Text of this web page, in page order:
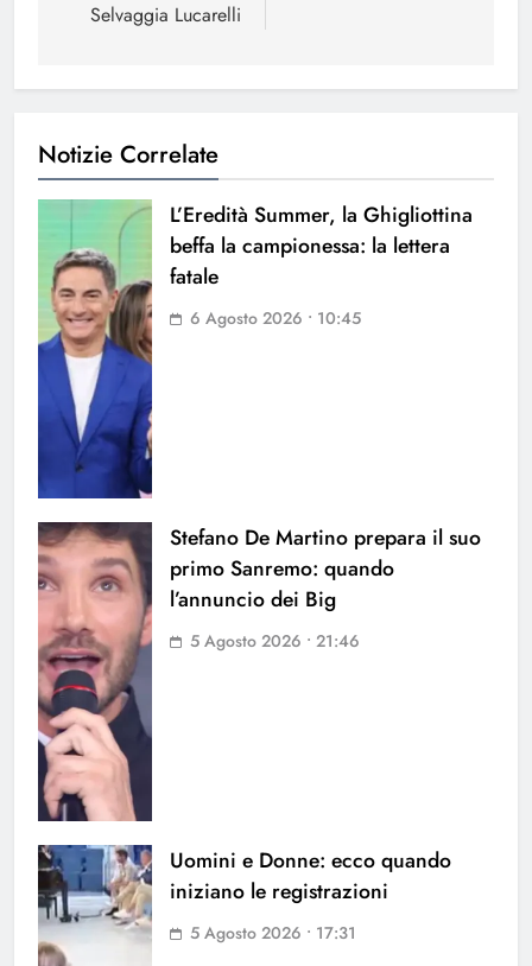
Selvaggia Lucarelli
Notizie Correlate
L’Eredità Summer, la Ghigliottina
beffa la campionessa: la lettera
fatale
6 Agosto 2026 • 10:45
Stefano De Martino prepara il suo
primo Sanremo: quando
l’annuncio dei Big
5 Agosto 2026 • 21:46
Uomini e Donne: ecco quando
iniziano le registrazioni
5 Agosto 2026 • 17:31